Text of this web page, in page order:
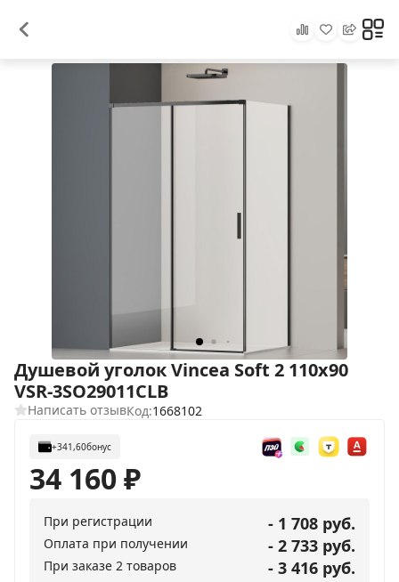
Душевой уголок Vincea Soft 2 110x90
VSR-3SO29011CLB
Написать отзывКод:1668102
+341,60бонус
34 160₽
При регистрации - 1 708 руб.
Оплата при получении - 2 733 руб.
При заказе 2 товаров - 3 416 руб.